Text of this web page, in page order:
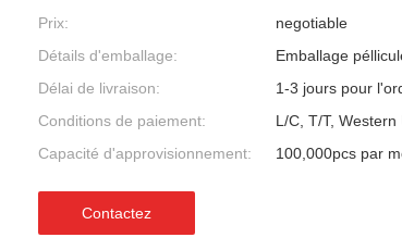
Prix:
negotiable
Détails d'emballage:
Emballage
Délai de livraison:
1-3 jours pour
Conditions de paiement:
L/C, T/T, Western
Capacité d'approvisionnement:
100,000pcs par
Contactez